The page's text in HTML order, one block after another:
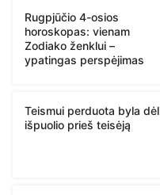
Rugpjūčio 4-osios
horoskopas: vienam
Zodiako ženklui –
ypatingas perspėjimas
Teismui perduota byla dėl
išpuolio prieš teisėją